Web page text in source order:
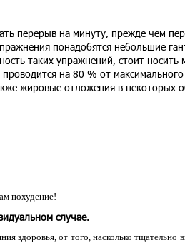
перерыв на минуту, прежде чем
понадобятся небольшие
таких упражнений, стоит носить
на 80 % от
жировые отложения в некоторых
похудение!
случае.
здоровья, от того, насколько